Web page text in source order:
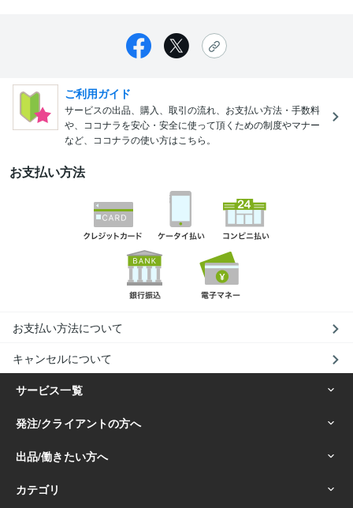
ご利用ガイド
サービスの出品、購入、取引の流れ、お支払い方法・手数料
や、ココナラを安心・安全に使って頂くための制度やマナー
など、ココナラの使い方はこちら。
お支払い方法
お支払い方法について
キャンセルについて